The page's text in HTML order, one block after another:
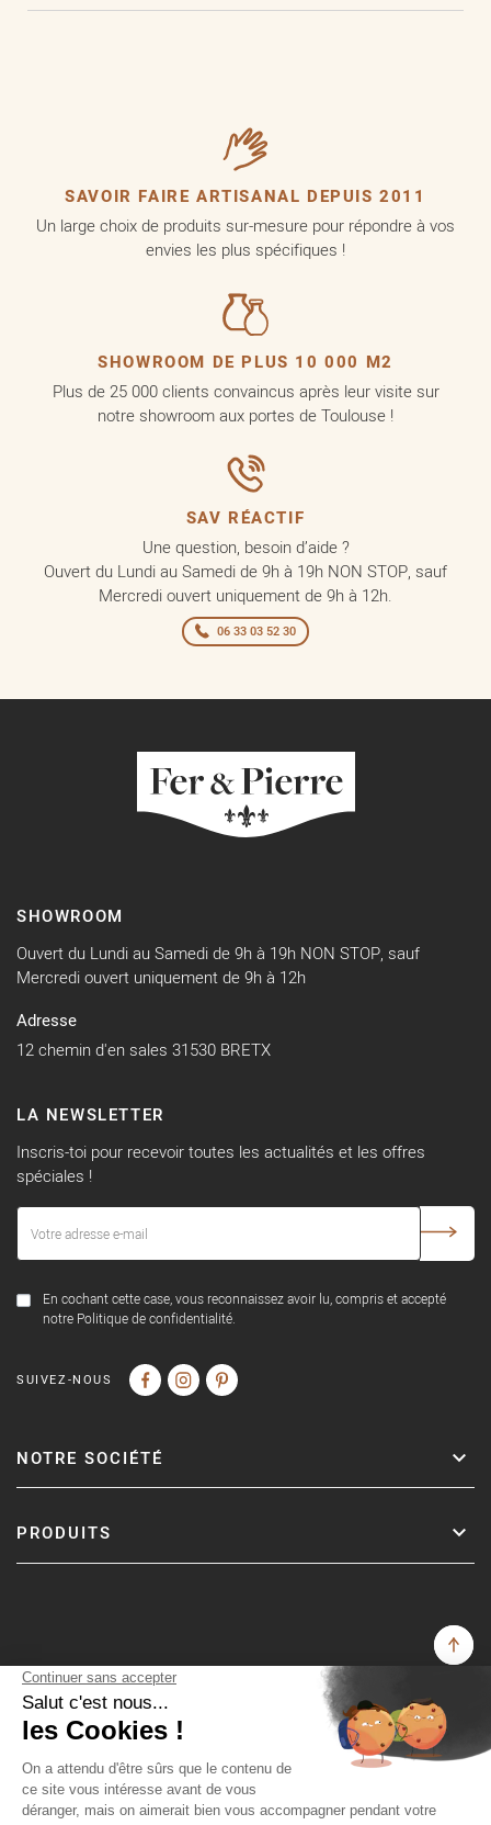
SAVOIR FAIRE ARTISANAL DEPUIS 2011
Un large choix de produits sur-mesure pour répondre à vos
envies les plus spécifiques !
SHOWROOM DE PLUS 10 000 M2
Plus de 25 000 clients convaincus après leur visite sur
notre showroom aux portes de Toulouse !
SAV RÉACTIF
Une question, besoin d’aide ?
Ouvert du Lundi au Samedi de 9h à 19h NON STOP, sauf
Mercredi ouvert uniquement de 9h à 12h.
06 33 03 52 30
SHOWROOM
Ouvert du Lundi au Samedi de 9h à 19h NON STOP, sauf
Mercredi ouvert uniquement de 9h à 12h
Adresse
12 chemin d'en sales 31530 BRETX
LA NEWSLETTER
Inscris-toi pour recevoir toutes les actualités et les offres
spéciales !
En cochant cette case, vous reconnaissez avoir lu, compris et accepté
notre Politique de confidentialité.
SUIVEZ-NOUS
NOTRE SOCIÉTÉ
PRODUITS
Copyright © Fer & Pierre avec coeur par wapiti